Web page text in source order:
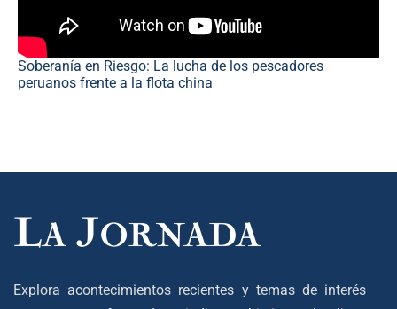
Soberanía en Riesgo: La lucha de los pescadores
peruanos frente a la flota china
Explora acontecimientos recientes y temas de interés